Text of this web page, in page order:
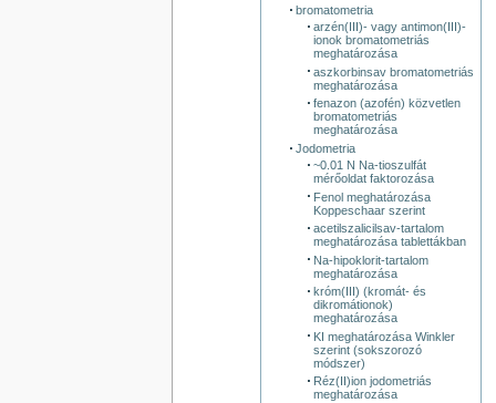
bromatometria
arzén(III)- vagy antimon(III)-
ionok bromatometriás
meghatározása
aszkorbinsav bromatometriás
meghatározása
fenazon (azofén) közvetlen
bromatometriás
meghatározása
Jodometria
~0.01 N Na-tioszulfát
mérőoldat faktorozása
Fenol meghatározása
Koppeschaar szerint
acetilszalicilsav-tartalom
meghatározása tablettákban
Na-hipoklorit-tartalom
meghatározása
króm(III) (kromát- és
dikromátionok)
meghatározása
KI meghatározása Winkler
szerint (sokszorozó
módszer)
Réz(II)ion jodometriás
meghatározása